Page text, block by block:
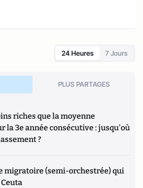
24 Heures 7 Jours
PLUS PARTAGES
riches que la moyenne
la 3e année consécutive : jusqu'où
?
migratoire (semi-orchestrée) qui